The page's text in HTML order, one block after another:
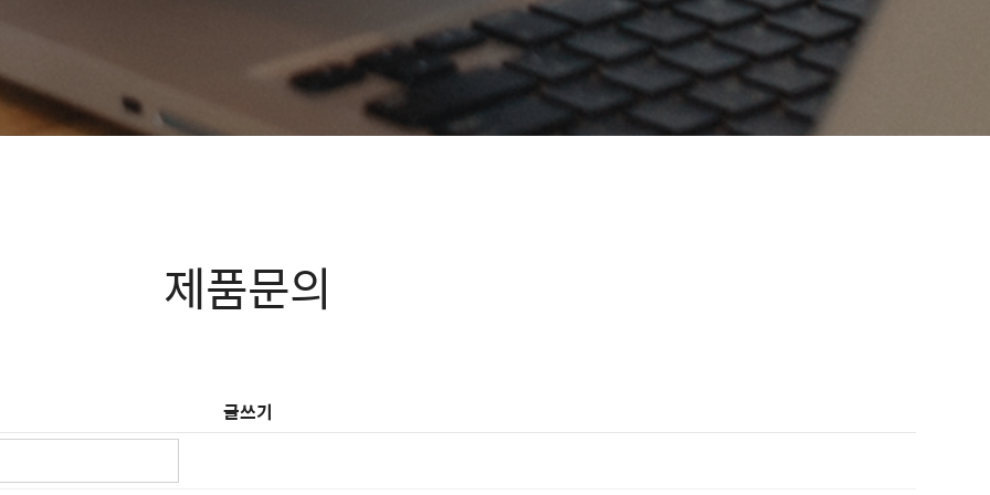
제품문의
글쓰기